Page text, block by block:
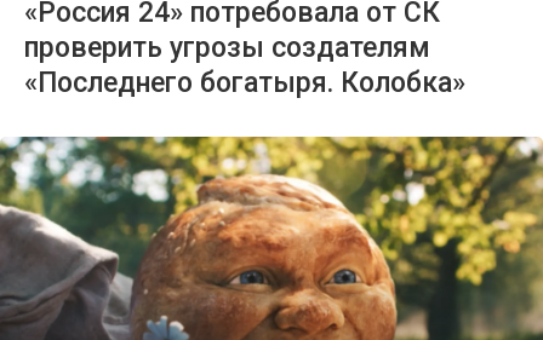
«Россия 24» потребовала от СК
проверить угрозы создателям
«Последнего богатыря. Колобка»